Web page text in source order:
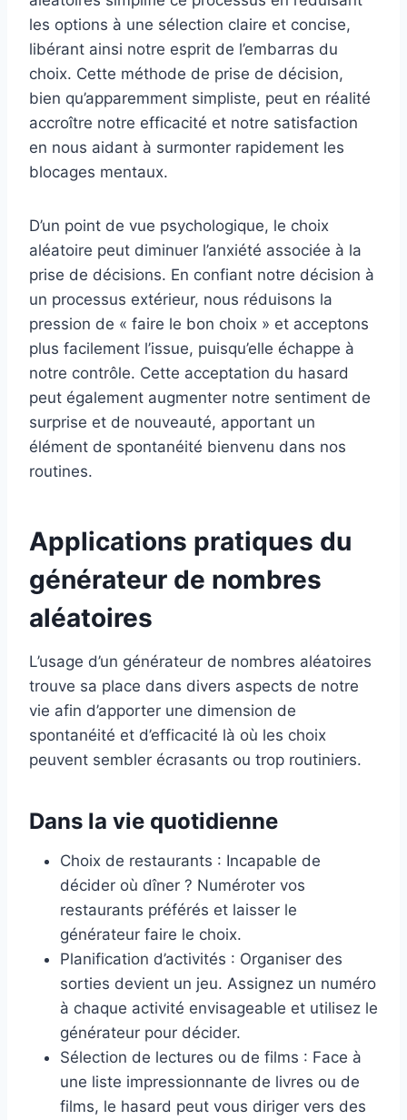
les options à une sélection claire et concise,
libérant ainsi notre esprit de l’embarras du
choix. Cette méthode de prise de décision,
bien qu’apparemment simpliste, peut en réalité
accroître notre efficacité et notre satisfaction
en nous aidant à surmonter rapidement les
blocages mentaux.
D’un point de vue psychologique, le choix
aléatoire peut diminuer l’anxiété associée à la
prise de décisions. En confiant notre décision à
un processus extérieur, nous réduisons la
pression de « faire le bon choix » et acceptons
plus facilement l’issue, puisqu’elle échappe à
notre contrôle. Cette acceptation du hasard
peut également augmenter notre sentiment de
surprise et de nouveauté, apportant un
élément de spontanéité bienvenu dans nos
routines.
Applications pratiques du
générateur de nombres
aléatoires
L’usage d’un générateur de nombres aléatoires
trouve sa place dans divers aspects de notre
vie afin d’apporter une dimension de
spontanéité et d’efficacité là où les choix
peuvent sembler écrasants ou trop routiniers.
Dans la vie quotidienne
Choix de restaurants : Incapable de
décider où dîner ? Numéroter vos
restaurants préférés et laisser le
générateur faire le choix.
Planification d’activités : Organiser des
sorties devient un jeu. Assignez un numéro
à chaque activité envisageable et utilisez le
générateur pour décider.
Sélection de lectures ou de films : Face à
une liste impressionnante de livres ou de
films, le hasard peut vous diriger vers des